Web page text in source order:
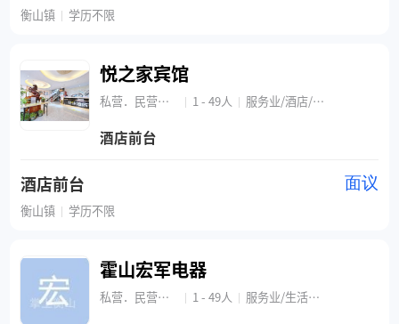
衡山镇 | 学历不限
悦之家宾馆
私营．民营企业 | 1 - 49人 | 服务业/酒店/旅游
酒店前台
酒店前台 面议
衡山镇 | 学历不限
霍山宏军电器
私营．民营企业 | 1 - 49人 | 服务业/生活服务